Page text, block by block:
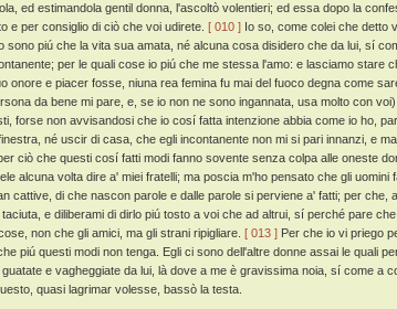
ed estimandola gentil donna, l'ascoltò volentieri; ed essa dopo la
e per consiglio di ciò che voi udirete. [ 010 ] Io so, come colei che detto
sono piú che la vita sua amata, né alcuna cosa disidero che da lui, sí
per le quali cose io piú che me stessa l'amo: e lasciamo stare
onore e piacer fosse, niuna rea femina fu mai del fuoco degna come
da bene mi pare, e, se io non ne sono ingannata, usa molto con
forse non avvisandosi che io cosí fatta intenzione abbia come io ho,
né uscir di casa, che egli incontanente non mi si pari innanzi, e
ciò che questi cosí fatti modi fanno sovente senza colpa alle oneste
alcuna volta dire a' miei fratelli; ma poscia m'ho pensato che gli
cattive, di che nascon parole e dalle parole si perviene a' fatti; per che,
e diliberami di dirlo piú tosto a voi che ad altrui, sí perché pare
non che gli amici, ma gli strani ripigliare. [ 013 ] Per che io vi priego
piú questi modi non tenga. Egli ci sono dell'altre donne assai le quali
e vagheggiate da lui, là dove a me è gravissima noia, sí come a
quasi lagrimar volesse, bassò la testa.